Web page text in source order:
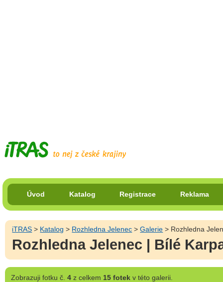
Úvod Katalog Registrace Reklama
iTRAS > Katalog > Rozhledna Jelenec >Galerie > Rozhledna
Rozhledna Jelenec | Bílé
Zobrazujifotku č. 4z celkem 15 fotekv této galerii.